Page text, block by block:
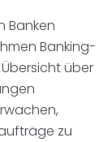
Banken
Banking-
über
zu